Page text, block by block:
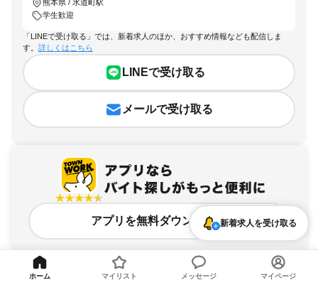
熊本県 / 水道町駅
学生歓迎
「LINEで受け取る」では、新着求人のほか、おすすめ情報なども配信しま
す。 詳しくはこちら
LINEで受け取る
メールで受け取る
アプリを無料ダウンロード新着求人を受け取る
ホーム マイリスト メッセージ マイページ